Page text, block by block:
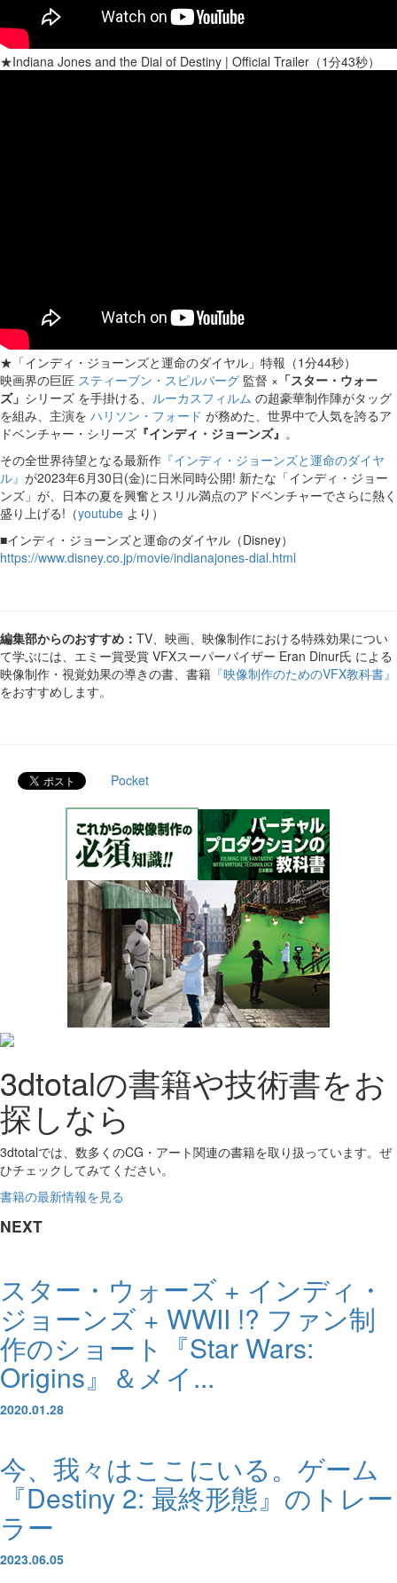
★Indiana Jones and the Dial of Destiny | Official Trailer（1分43秒）
★「インディ・ジョーンズと運命のダイヤル」特報（1分44秒）
映画界の巨匠 スティーブン・スピルバーグ 監督 × 「スター・ウォー
ズ」 シリーズ を手掛ける、 ルーカスフィルム の超豪華制作陣がタッグ
を組み、主演を ハリソン・フォード が務めた、世界中で人気を誇るア
ドベンチャー・シリーズ 『インディ・ジョーンズ』 。
その全世界待望となる最新作 『インディ・ジョーンズと運命のダイヤ
ル』 が2023年6月30日(金)に日米同時公開! 新たな「インディ・ジョー
ンズ」が、日本の夏を興奮とスリル満点のアドベンチャーでさらに熱く
盛り上げる!（youtube より）
■インディ・ジョーンズと運命のダイヤル（Disney）
https://www.disney.co.jp/movie/indianajones-dial.html
編集部からのおすすめ： TV、映画、映像制作における特殊効果につい
て学ぶには、エミー賞受賞 VFXスーパーバイザー Eran Dinur氏 による
映像制作・視覚効果の導きの書、書籍 『映像制作のためのVFX教科書』
をおすすめします。
Pocket
3dtotalの書籍や技術書をお
探しなら
3dtotalでは、数多くのCG・アート関連の書籍を取り扱っています。ぜ
ひチェックしてみてください。
書籍の最新情報を見る
NEXT
スター・ウォーズ + インディ・
ジョーンズ + WWII !? ファン制
作のショート『Star Wars:
Origins』＆メイ...
2020.01.28
今、我々はここにいる。ゲーム
『Destiny 2: 最終形態』のトレー
ラー
2023.06.05